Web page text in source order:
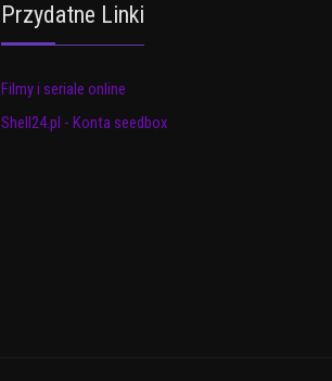
Przydatne Linki
Filmy i seriale online
Shell24.pl - Konta seedbox